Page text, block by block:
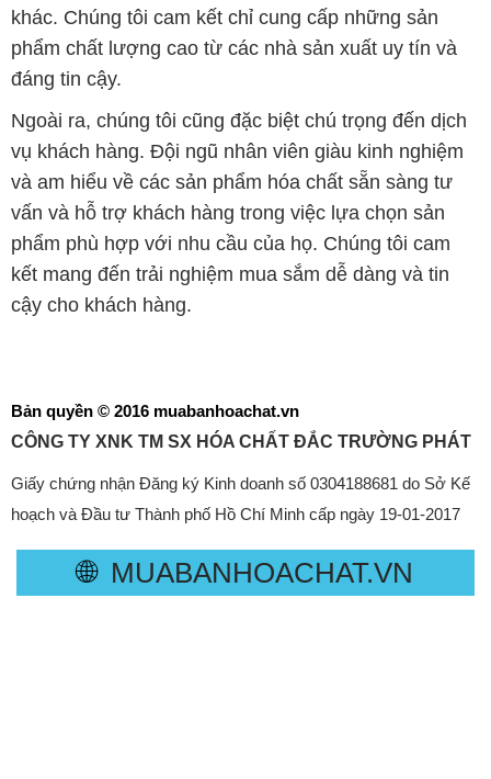
khác. Chúng tôi cam kết chỉ cung cấp những sản
phẩm chất lượng cao từ các nhà sản xuất uy tín và
đáng tin cậy.
Ngoài ra, chúng tôi cũng đặc biệt chú trọng đến dịch
vụ khách hàng. Đội ngũ nhân viên giàu kinh nghiệm
và am hiểu về các sản phẩm hóa chất sẵn sàng tư
vấn và hỗ trợ khách hàng trong việc lựa chọn sản
phẩm phù hợp với nhu cầu của họ. Chúng tôi cam
kết mang đến trải nghiệm mua sắm dễ dàng và tin
cậy cho khách hàng.
Bản quyền © 2016 muabanhoachat.vn
CÔNG TY XNK TM SX HÓA CHẤT ĐẮC TRƯỜNG PHÁT
Giấy chứng nhận Đăng ký Kinh doanh số 0304188681 do Sở Kế
hoạch và Đầu tư Thành phố Hồ Chí Minh cấp ngày 19-01-2017
🌐 MUABANHOACHAT.VN